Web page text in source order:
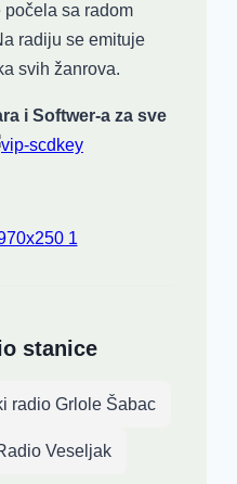
sa radom
radiju se emituje
svih žanrova.
i Softwer-a za sve
stanice
radio Grlole Šabac
Veseljak